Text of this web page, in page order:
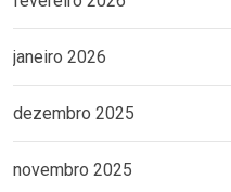
janeiro 2026
dezembro 2025
novembro 2025